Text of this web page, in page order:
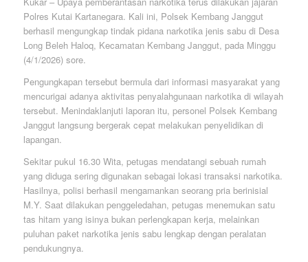
Polres Kutai Kartanegara. Kali ini, Polsek Kembang Janggut
berhasil mengungkap tindak pidana narkotika jenis sabu di Desa
Long Beleh Haloq, Kecamatan Kembang Janggut, pada Minggu
(4/1/2026) sore.
Pengungkapan tersebut bermula dari informasi masyarakat yang
mencurigai adanya aktivitas penyalahgunaan narkotika di wilayah
tersebut. Menindaklanjuti laporan itu, personel Polsek Kembang
Janggut langsung bergerak cepat melakukan penyelidikan di
lapangan.
Sekitar pukul 16.30 Wita, petugas mendatangi sebuah rumah
yang diduga sering digunakan sebagai lokasi transaksi narkotika.
Hasilnya, polisi berhasil mengamankan seorang pria berinisial
M.Y. Saat dilakukan penggeledahan, petugas menemukan satu
tas hitam yang isinya bukan perlengkapan kerja, melainkan
puluhan paket narkotika jenis sabu lengkap dengan peralatan
pendukungnya.